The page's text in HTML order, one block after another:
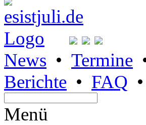
News • Termine
Berichte • FAQ •
Menü